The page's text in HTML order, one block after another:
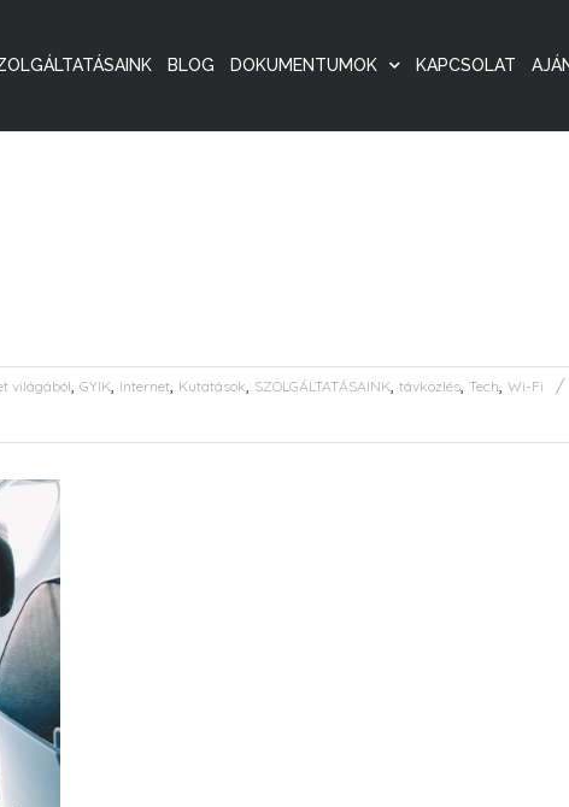
BLOG DOKUMENTUMOK KAPCSOLAT
világából, GYIK, Internet, Kutatások, SZOLGÁLTATÁSAINK, távközlés, Tech, Wi-Fi